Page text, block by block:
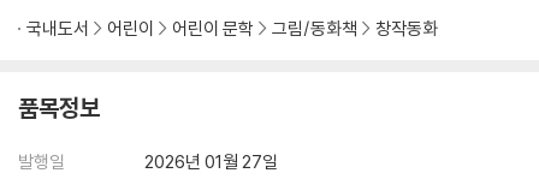
국내도서 어린이 어린이 문학 그림/동화책 창작동화
품목정보
발행일
2026년 01월 27일